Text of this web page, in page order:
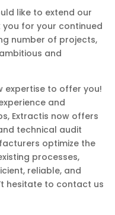
like to extend our
for your continued
number of projects,
and
expertise to offer you!
and
Extractis now offers
technical audit
optimize the
processes,
reliable, and
hesitate to contact us